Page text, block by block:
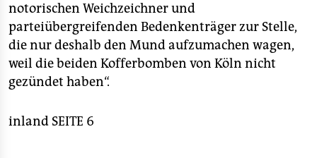
verlag
veranstaltungen
shop
unterstützen
notorischen Weichzeichner und
parteiübergreifenden Bedenkenträger zur Stelle,
die nur deshalb den Mund aufzumachen wagen,
weil die beiden Kofferbomben von Köln nicht
gezündet haben“.
inland SEITE 6